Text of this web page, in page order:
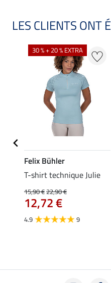
LES CLIENTS ONT
30 % + 20 % EXTRA
Felix Bühler
T-shirt technique Julie
15,90 €22,90 €
12,72 €
4.9 9